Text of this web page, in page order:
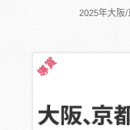
2025年大阪